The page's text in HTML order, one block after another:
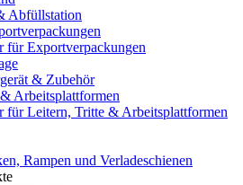
Abfüllstation
für Exportverpackungen
& Zubehör
Arbeitsplattformen
für Leitern, Tritte & Arbeitsplattformen
Rampen und Verladeschienen